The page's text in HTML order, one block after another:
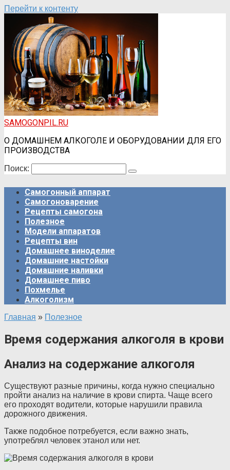
Перейти к контенту
SAMOGONPIL.RU
О ДОМАШНЕМ АЛКОГОЛЕ И ОБОРУДОВАНИИ ДЛЯ ЕГО
ПРОИЗВОДСТВА
Поиск:
Самогонный аппарат
Самогоноварение
Рецепты самогона
Полезное
Модели аппаратов
Рецепты вин
Домашнее виноделие
Домашние настойки
Домашние наливки
Домашнее пиво
Похмелье
Алкоголизм
Главная » Полезное
Время содержания алкоголя в крови
Анализ на содержание алкоголя
Существуют разные причины, когда нужно специально
пройти анализ на наличие в крови спирта. Чаще всего
его проходят водители, которые нарушили правила
дорожного движения.
Также подобное потребуется, если важно знать,
употреблял человек этанол или нет.